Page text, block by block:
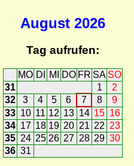
August 2026
Tag aufrufen:
MO DI MI DO FR SA SO
31
1
2
32
3 4 5 6 7 8
9
33 10 11 12 13 14 15 16
34 17 18 19 20 21 22 23
35 24 25 26 27 28 29 30
36 31